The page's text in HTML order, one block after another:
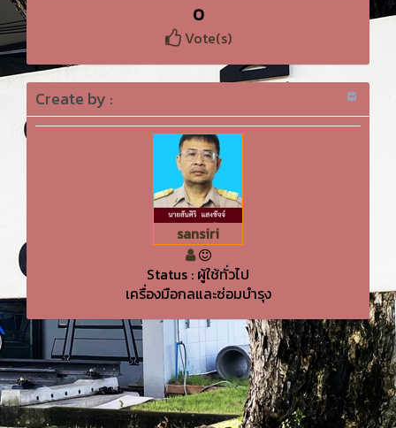
0
Vote(s)
Create by :
sansiri
Status : ผู้ใช้ทั่วไป
เครื่องมือกลและซ่อมบำรุง